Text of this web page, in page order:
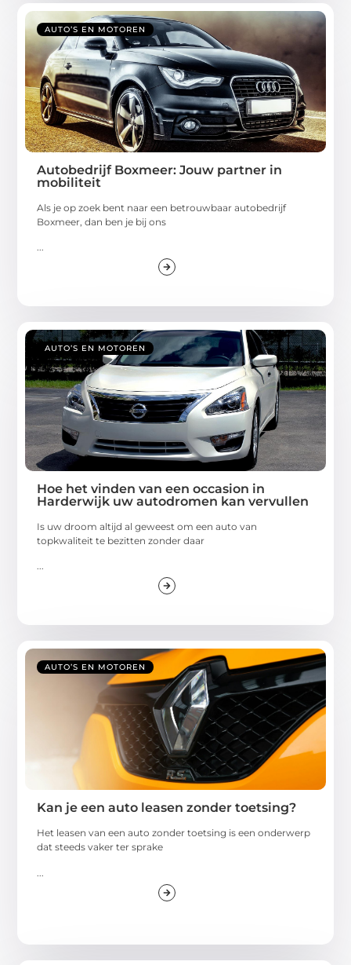
AUTO’S EN MOTOREN
Autobedrijf Boxmeer: Jouw partner in
mobiliteit
Als je op zoek bent naar een betrouwbaar autobedrijf
Boxmeer, dan ben je bij ons
...
AUTO’S EN MOTOREN
Hoe het vinden van een occasion in
Harderwijk uw autodromen kan vervullen
Is uw droom altijd al geweest om een auto van
topkwaliteit te bezitten zonder daar
...
AUTO’S EN MOTOREN
Kan je een auto leasen zonder toetsing?
Het leasen van een auto zonder toetsing is een onderwerp
dat steeds vaker ter sprake